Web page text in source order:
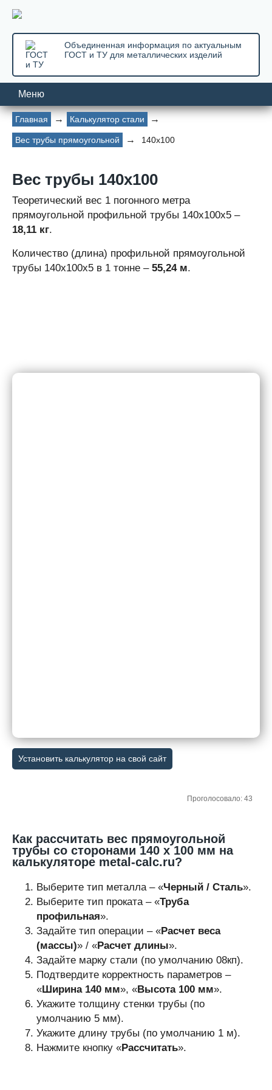
Объединенная информация по актуальным
ГОСТ и ТУ для металлических изделий
Меню
Главная Калькулятор стали
Вес трубы прямоугольной 140х100
Вес трубы 140х100
Теоретический вес 1 погонного метра
прямоугольной профильной трубы 140х100х5 –
18,11 кг.
Количество (длина) профильной прямоугольной
трубы 140x100x5 в 1 тонне – 55,24 м.
Установить калькулятор на свой сайт
Проголосовало: 43
Как рассчитать вес прямоугольной
трубы со сторонами 140 х 100 мм на
калькуляторе metal-calc.ru?
Выберите тип металла – «Черный / Сталь».
Выберите тип проката – «Труба
профильная».
Задайте тип операции – «Расчет веса
(массы)» / «Расчет длины».
Задайте марку стали (по умолчанию 08кп).
Подтвердите корректность параметров –
«Ширина 140 мм», «Высота 100 мм».
Укажите толщину стенки трубы (по
умолчанию 5 мм).
Укажите длину трубы (по умолчанию 1 м).
Нажмите кнопку «Рассчитать».